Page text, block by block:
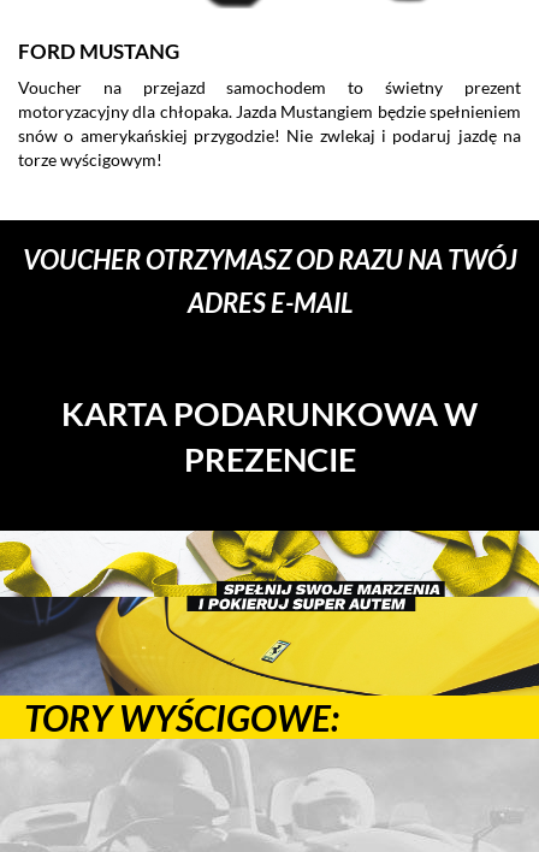
FORD MUSTANG
Voucher na przejazd samochodem to świetny prezent
motoryzacyjny dla chłopaka. Jazda Mustangiem będzie spełnieniem
snów o amerykańskiej przygodzie! Nie zwlekaj i podaruj jazdę na
torze wyścigowym!
VOUCHER OTRZYMASZ OD RAZU NA TWÓJ
ADRES E-MAIL
KARTA PODARUNKOWA W
PREZENCIE
TORY WYŚCIGOWE: